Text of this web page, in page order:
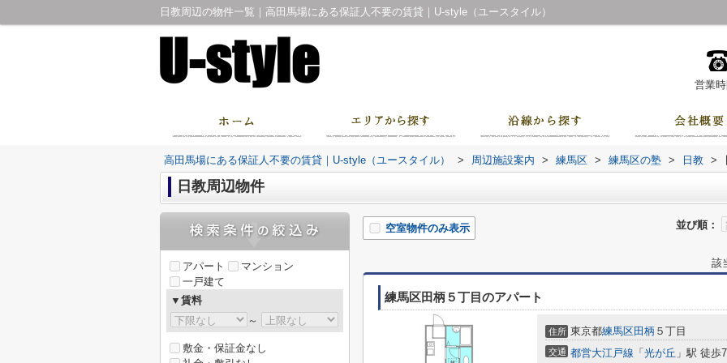
日教周辺の物件一覧｜高田馬場にある保証人不要の賃貸｜U-style（ユースタイル）
営業
高田馬場にある保証人不要の賃貸｜U-style（ユースタイル） > 周辺施設案内 > 練馬区 > 練馬区の塾 > 日教 >
日教周辺物件
並び順：
空室物件のみ表示
該
練馬区田柄５丁目のアパート
住所 東京都練馬区田柄 ５丁目
交通 都営大江戸線 「 光が丘 」駅 徒歩
アパート
マンション
一戸建て
▼賃料
～
敷金・保証金なし